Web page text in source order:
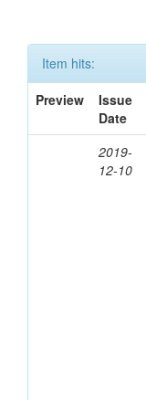
Item hits:
Preview
Issue
Date
2019-
12-10